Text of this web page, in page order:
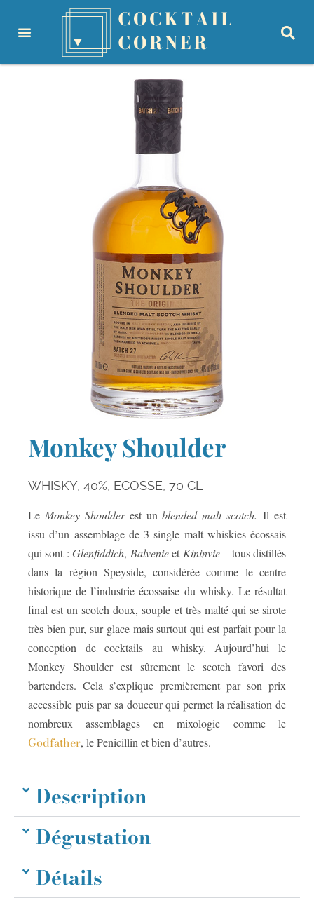
Monkey Shoulder
WHISKY, 40%, ECOSSE, 70 CL
Le Monkey Shoulder est unblended malt scotch.Il est
issu d’un assemblage de 3 single malt whiskies écossais
qui sont :Glenfiddich, Balvenieet Kininvie– tous distillés
dans la région Speyside, considérée comme le centre
historique de l’industrie écossaise du whisky. Le résultat
final est un scotch doux, souple et très malté qui se sirote
très bien pur, sur glace mais surtout qui est parfait pour la
conception de cocktails au whisky. Aujourd’hui le
Monkey Shoulder est sûrement le scotch favori des
bartenders. Cela s’explique premièrement par son prix
accessible puis par sa douceur qui permet la réalisation de
nombreux assemblages en mixologie comme le
Godfather, le Penicillin et bien d’autres.
Description
Dégustation
Détails